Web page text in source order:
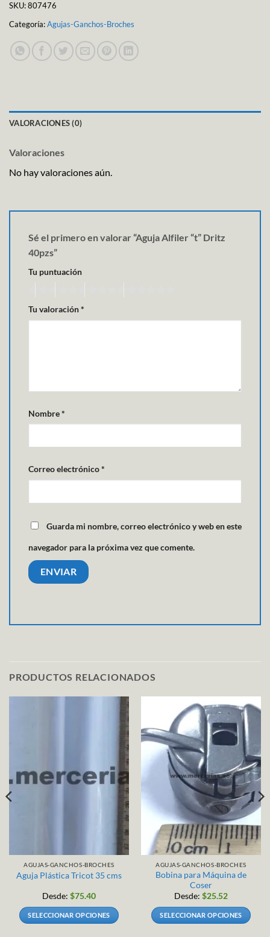
SKU:807476
Categoría:Agujas-Ganchos-Broches
VALORACIONES (0)
Valoraciones
No hay valoraciones aún.
Sé el primero en valorar “Aguja Alfiler “t” Dritz
40pzs”
Tu puntuación
Tu valoración*
Nombre*
Correo electrónico*
Guarda mi nombre, correo electrónico y web en este
navegador para la próxima vez que comente.
PRODUCTOS RELACIONADOS
AGUJAS-GANCHOS-BROCHES
Aguja Plástica Tricot 35 cms
Desde: $75.40
SELECCIONAR OPCIONES
AGUJAS-GANCHOS-BROCHES
Bobina para Máquina de
Coser
Desde: $25.52
SELECCIONAR OPCIONES